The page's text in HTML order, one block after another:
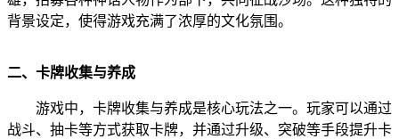
背景设定，使得游戏充满了浓厚的文化氛围。
二、卡牌收集与养成
游戏中，卡牌收集与养成是核心玩法之一。玩家可以通过
战斗、抽卡等方式获取卡牌，并通过升级、突破等手段提升卡